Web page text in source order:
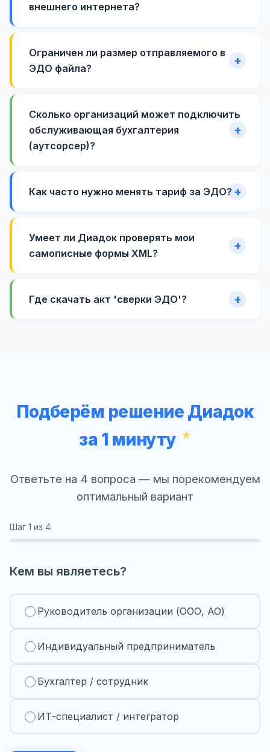
внешнего интернета?
Ограничен ли размер отправляемого в
ЭДО файла?
Сколько организаций может подключить
обслуживающая бухгалтерия
(аутсорсер)?
Как часто нужно менять тариф за ЭДО?
Умеет ли Диадок проверять мои
самописные формы XML?
Где скачать акт 'сверки ЭДО'?
Подберём решение Диадок
за 1 минуту
Ответьте на 4 вопроса — мы порекомендуем
оптимальный вариант
Шаг 1 из 4
Кем вы являетесь?
Руководитель организации (ООО, АО)
Индивидуальный предприниматель
Бухгалтер / сотрудник
ИТ-специалист / интегратор